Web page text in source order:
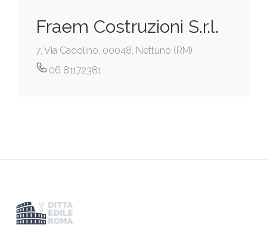
Fraem Costruzioni S.r.l.
7, Via Cadolino, 00048, Nettuno (RM)
06 81172381